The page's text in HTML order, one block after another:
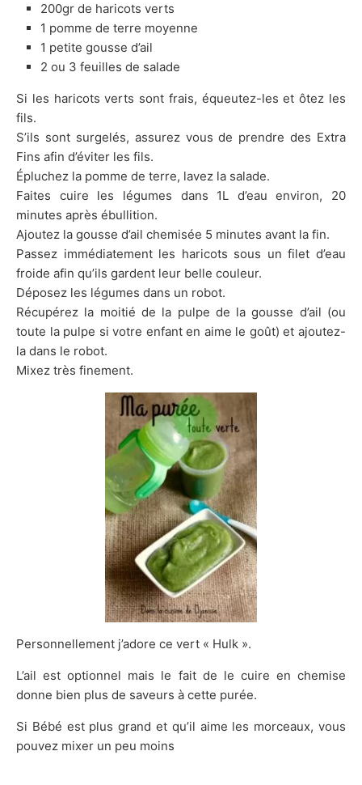
200gr de haricots verts
1 pomme de terre moyenne
1 petite gousse d’ail
2 ou 3 feuilles de salade
Si les haricots verts sont frais, équeutez-les et ôtez les
fils.
S’ils sont surgelés, assurez vous de prendre des Extra
Fins afin d’éviter les fils.
Épluchez la pomme de terre, lavez la salade.
Faites cuire les légumes dans 1L d’eau environ, 20
minutes après ébullition.
Ajoutez la gousse d’ail chemisée 5 minutes avant la fin.
Passez immédiatement les haricots sous un filet d’eau
froide afin qu’ils gardent leur belle couleur.
Déposez les légumes dans un robot.
Récupérez la moitié de la pulpe de la gousse d’ail (ou
toute la pulpe si votre enfant en aime le goût) et ajoutez-
la dans le robot.
Mixez très finement.
Personnellement j’adore ce vert « Hulk ».
L’ail est optionnel mais le fait de le cuire en chemise
donne bien plus de saveurs à cette purée.
Si Bébé est plus grand et qu’il aime les morceaux, vous
pouvez mixer un peu moins